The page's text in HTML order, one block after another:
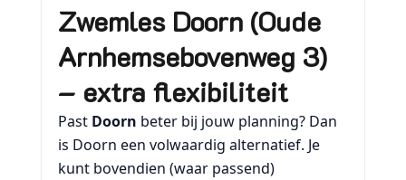
Zwemles Doorn (Oude
Arnhemsebovenweg 3)
– extra flexibiliteit
Past Doorn beter bij jouw planning? Dan
is Doorn een volwaardig alternatief. Je
kunt bovendien (waar passend)